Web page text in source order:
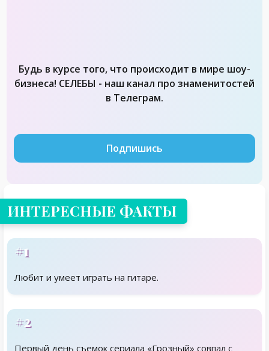
Будь в курсе того, что происходит в мире шоу-
бизнеса! СЕЛЕБЫ - наш канал про знаменитостей
в Телеграм.
Подпишись
ИНТЕРЕСНЫЕ ФАКТЫ
#1
Любит и умеет играть на гитаре.
#2
Первый день съемок сериала «Грозный» совпал с